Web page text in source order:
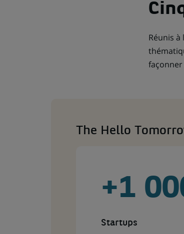
Réunis
The Hello
+1
Startups